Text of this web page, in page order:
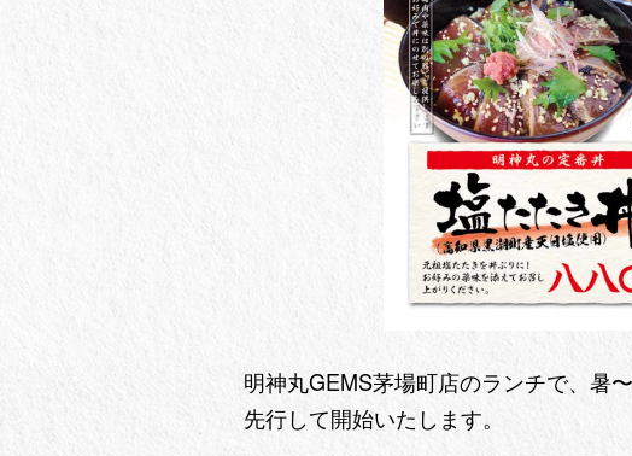
明神丸GEMS茅場町店のランチで、暑
先行して開始いたします。